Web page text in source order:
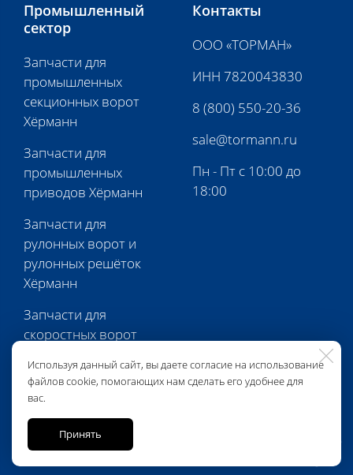
Используя данный сайт, вы даете согласие на использование
файлов cookie, помогающих нам сделать его удобнее для
вас.
Принять
Промышленный
сектор
Запчасти для
промышленных
секционных ворот
Хёрманн
Запчасти для
промышленных
приводов Хёрманн
Запчасти для
рулонных ворот и
рулонных решёток
Хёрманн
Запчасти для
скоростных ворот
Запчасти для
перегрузочной
техники Хёрманн
Контакты
ООО «ТОРМАН»
ИНН 7820043830
8 (800) 550-20-36
sale@tormann.ru
Пн - Пт с 10:00 до
18:00